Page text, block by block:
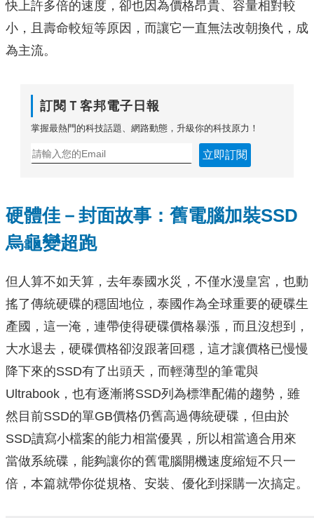
快上許多倍的速度，卻也因為價格昂貴、容量相對較
小，且壽命較短等原因，而讓它一直無法改朝換代，成
為主流。
訂閱Ｔ客邦電子日報
掌握最熱門的科技話題、網路動態，升級你的科技原力！
立即訂閱
硬體佳－封面故事：舊電腦加裝SSD
烏龜變超跑
但人算不如天算，去年泰國水災，不僅水漫皇宮，也動
搖了傳統硬碟的穩固地位，泰國作為全球重要的硬碟生
產國，這一淹，連帶使得硬碟價格暴漲，而且沒想到，
大水退去，硬碟價格卻沒跟著回穩，這才讓價格已慢慢
降下來的SSD有了出頭天，而輕薄型的筆電與
Ultrabook，也有逐漸將SSD列為標準配備的趨勢，雖
然目前SSD的單GB價格仍舊高過傳統硬碟，但由於
SSD讀寫小檔案的能力相當優異，所以相當適合用來
當做系統碟，能夠讓你的舊電腦開機速度縮短不只一
倍，本篇就帶你從規格、安裝、優化到採購一次搞定。